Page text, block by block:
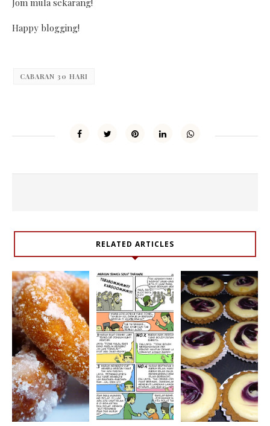
Jom mula sekarang!
Happy blogging!
CABARAN 30 HARI
RELATED ARTICLES